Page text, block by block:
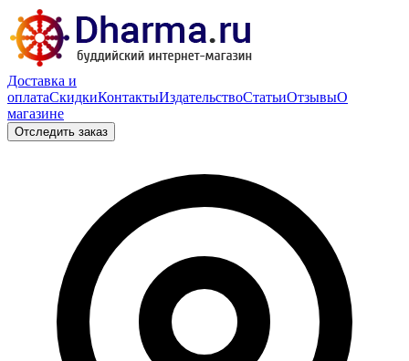
Доставка и
оплатаСкидкиКонтактыИздательствоСтатьиОтзывыО
магазине
Отследить заказ